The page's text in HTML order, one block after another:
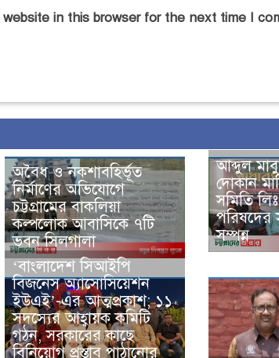
in this browser for the next time I
অবৈধ ও নকশাবহির্ভূত
নির্মাণের অভিযোগে
চট্টগ্রামের বাকলিয়া
কল্পলোক আবাসিকে ৭টি
ভবন সিলগালা
আব্দুল
দোকান
সমিতি
পরিষদের
সম্পন্ন
‘বাংলাদেশ সিআইপি
বিজনেস অ্যাসোসিয়েশন
ইউএই’-এর আত্মপ্রকাশ; ১১
সদস্যের আহ্বায়ক কমিটি
গঠন, সরকারের কাছে
বিনিয়োগ প্রস্তাব পাঠানোর